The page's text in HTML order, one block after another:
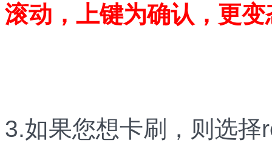
滚动，上键为确认，更变
3.如果您想卡刷，则选